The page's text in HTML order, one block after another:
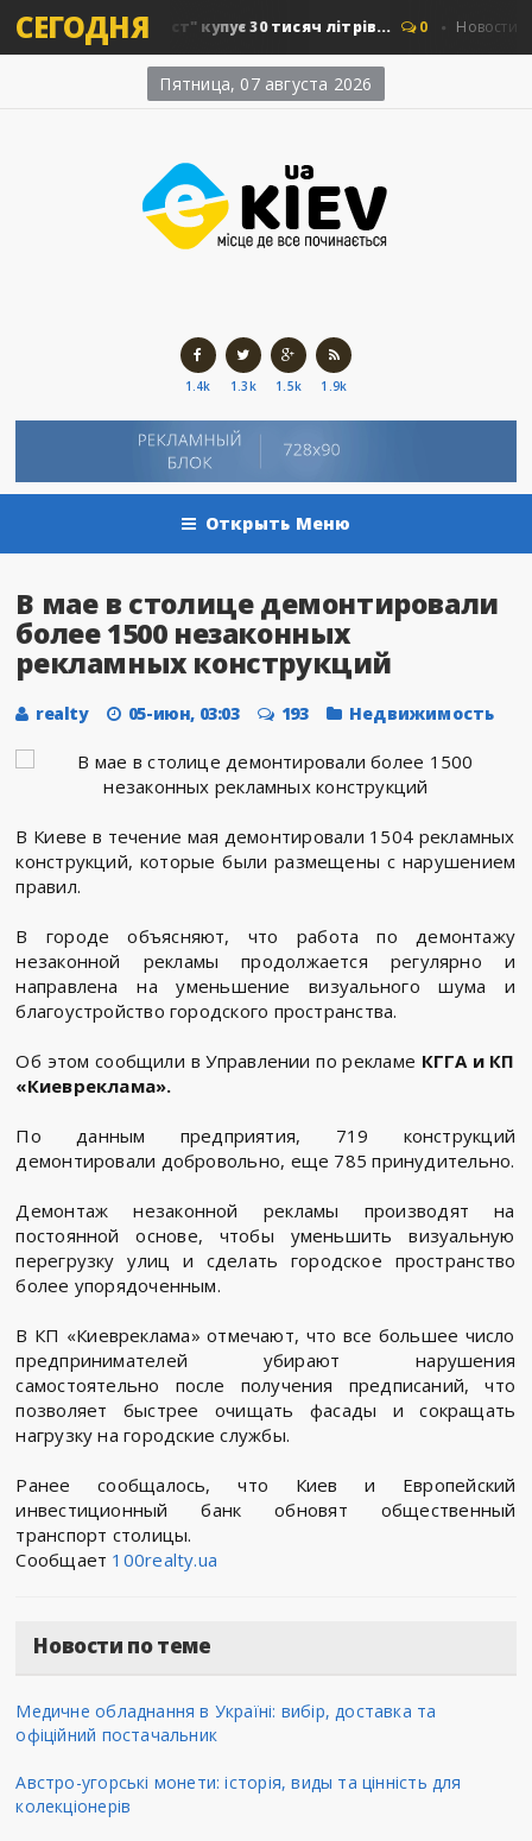
СЕГОДНЯ купує 30 тисяч літрів... 0 Новости
Пятница, 07 августа 2026
1.4k 1.3k 1.5k 1.9k
Открыть Меню
В мае в столице демонтировали
более 1500 незаконных
рекламных конструкций
realty 05-июн, 03:03 193 Недвижимость
В Киеве в течение мая демонтировали 1504 рекламных
конструкций, которые были размещены с нарушением
правил.
В городе объясняют, что работа по демонтажу
незаконной рекламы продолжается регулярно и
направлена ​​на уменьшение визуального шума и
благоустройство городского пространства.
Об этом сообщили в Управлении по рекламе КГГА и КП
«Киевреклама».
По данным предприятия, 719 конструкций
демонтировали добровольно, еще 785 принудительно.
Демонтаж незаконной рекламы производят на
постоянной основе, чтобы уменьшить визуальную
перегрузку улиц и сделать городское пространство
более упорядоченным.
В КП «Киевреклама» отмечают, что все большее число
предпринимателей убирают нарушения
самостоятельно после получения предписаний, что
позволяет быстрее очищать фасады и сокращать
нагрузку на городские службы.
Ранее сообщалось, что Киев и Европейский
инвестиционный банк обновят общественный
транспорт столицы.
Сообщает 100realty.ua
Новости по теме
Медичне обладнання в Україні: вибір, доставка та
офіційний постачальник
Австро-угорські монети: історія, виды та цінність для
колекціонерів